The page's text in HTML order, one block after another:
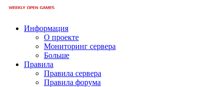
Информация
О проекте
Мониторинг сервера
Больше
Правила
Правила сервера
Правила форума